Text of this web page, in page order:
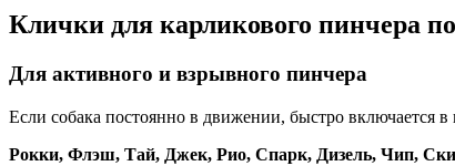
Клички для карликового пинчера
Для активного и взрывного пинчера
Если собака постоянно в движении, быстро включается
Рокки, Флэш, Тай, Джек, Рио, Спарк, Дизель, Чип,